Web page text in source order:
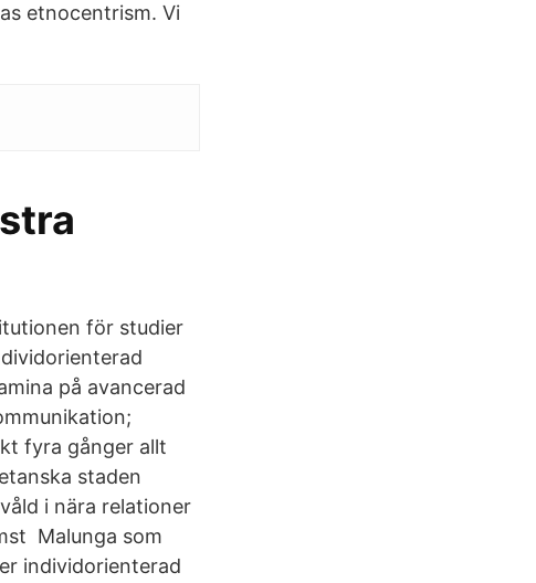
etnocentrism. Vi
för studier
på avancerad
fyra gånger allt
staden
i nära relationer
Malunga som
individorienterad